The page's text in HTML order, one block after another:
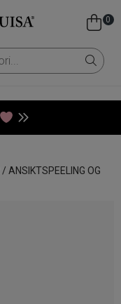
0
/ ANSIKTSPEELING OG